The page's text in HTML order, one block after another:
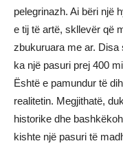
pelegrinazh. Ai bëri një
e tij të artë, skllevër që
zbukuruara me ar.
ka një pasuri prej 400
Është e pamundur të
realitetin. Megjithatë,
historike dhe
kishte një pasuri të